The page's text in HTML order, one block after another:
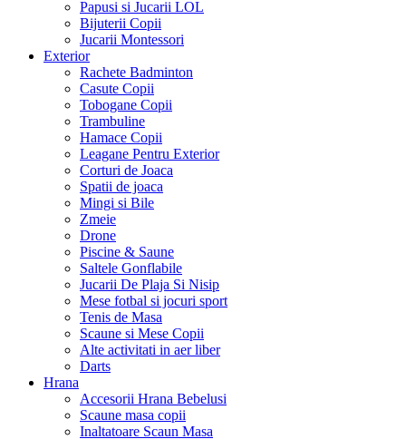
Papusi si Jucarii LOL
Bijuterii Copii
Jucarii Montessori
Exterior
Rachete Badminton
Casute Copii
Tobogane Copii
Trambuline
Hamace Copii
Leagane Pentru Exterior
Corturi de Joaca
Spatii de joaca
Mingi si Bile
Zmeie
Drone
Piscine & Saune
Saltele Gonflabile
Jucarii De Plaja Si Nisip
Mese fotbal si jocuri sport
Tenis de Masa
Scaune si Mese Copii
Alte activitati in aer liber
Darts
Hrana
Accesorii Hrana Bebelusi
Scaune masa copii
Inaltatoare Scaun Masa